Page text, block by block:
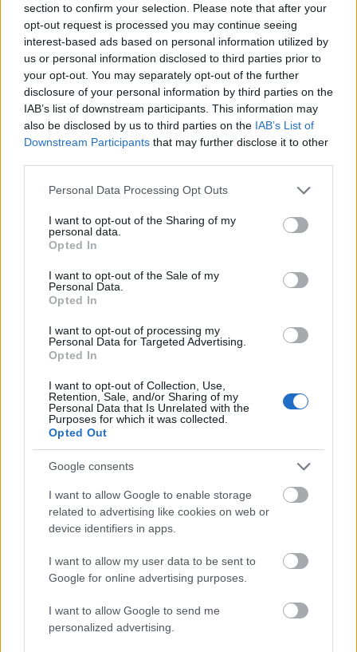
section to confirm your selection. Please note that after your
opt-out request is processed you may continue seeing
interest-based ads based on personal information utilized by
us or personal information disclosed to third parties prior to
your opt-out. You may separately opt-out of the further
disclosure of your personal information by third parties on the
IAB’s list of downstream participants. This information may
also be disclosed by us to third parties on the IAB’s List of
Downstream Participants that may further disclose it to other
Please note that this website/app uses one or more Google
not limited to your visit or usage behaviour. You may click to
grant or deny consent to Google and its third-party tags to
use your data for below specified purposes in below Google
consent section.
Personal Data Processing Opt Outs
I want to opt-out of the Sharing of my
personal data.
Opted In
I want to opt-out of the Sale of my
Personal Data.
Opted In
I want to opt-out of processing my
Personal Data for Targeted Advertising.
Opted In
I want to opt-out of Collection, Use,
Retention, Sale, and/or Sharing of my
Personal Data that Is Unrelated with the
Purposes for which it was collected.
Opted Out
Google consents
I want to allow Google to enable storage
related to advertising like cookies on web or
device identifiers in apps.
I want to allow my user data to be sent to
Google for online advertising purposes.
I want to allow Google to send me
personalized advertising.